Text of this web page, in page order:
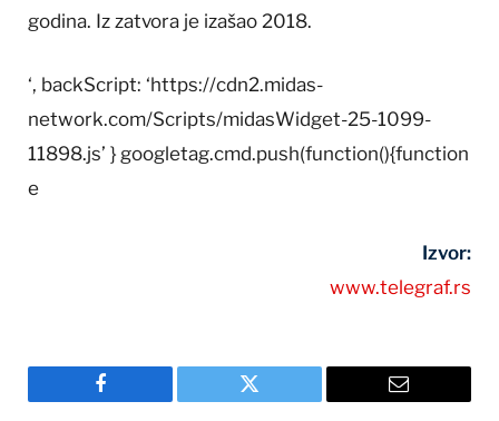
godina. Iz zatvora je izašao 2018.
‘, backScript: ‘https://cdn2.midas-
network.com/Scripts/midasWidget-25-1099-
11898.js’ } googletag.cmd.push(function(){function
e
Izvor:
www.telegraf.rs
Facebook Twitter Email